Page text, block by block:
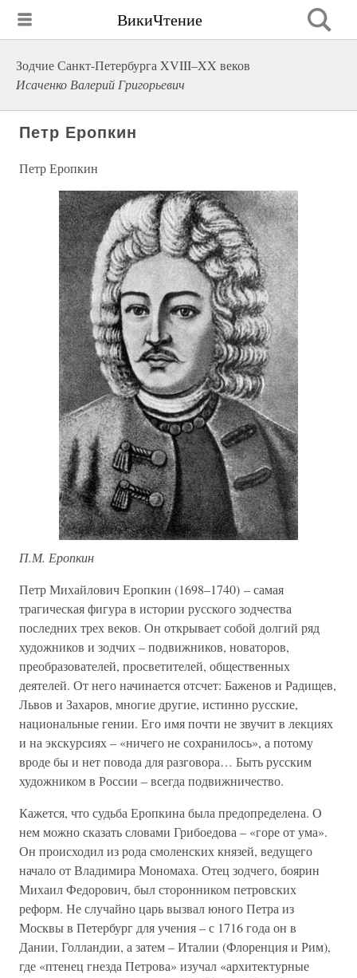
ВикиЧтение
Зодчие Санкт-Петербурга XVIII–XX веков
Исаченко Валерий Григорьевич
Петр Еропкин
Петр Еропкин
П.М. Еропкин
Петр Михайлович Еропкин (1698–1740) – самая
трагическая фигура в истории русского зодчества
последних трех веков. Он открывает собой долгий ряд
художников и зодчих – подвижников, новаторов,
преобразователей, просветителей, общественных
деятелей. От него начинается отсчет: Баженов и Радищев,
Львов и Захаров, многие другие, истинно русские,
национальные гении. Его имя почти не звучит в лекциях
и на экскурсиях – «ничего не сохранилось», а потому
вроде бы и нет повода для разговора… Быть русским
художником в России – всегда подвижничество.
Кажется, что судьба Еропкина была предопределена. О
нем можно сказать словами Грибоедова – «горе от ума».
Он происходил из рода смоленских князей, ведущего
начало от Владимира Мономаха. Отец зодчего, боярин
Михаил Федорович, был сторонником петровских
реформ. Не случайно царь вызвал юного Петра из
Москвы в Петербург для учения – с 1716 года он в
Дании, Голландии, а затем – Италии (Флоренция и Рим),
где «птенец гнезда Петрова» изучал «архитектурные